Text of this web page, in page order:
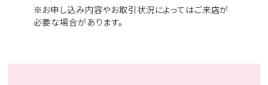
※お申し込み内容やお取引状況によってはご来店が
必要な場合があります。